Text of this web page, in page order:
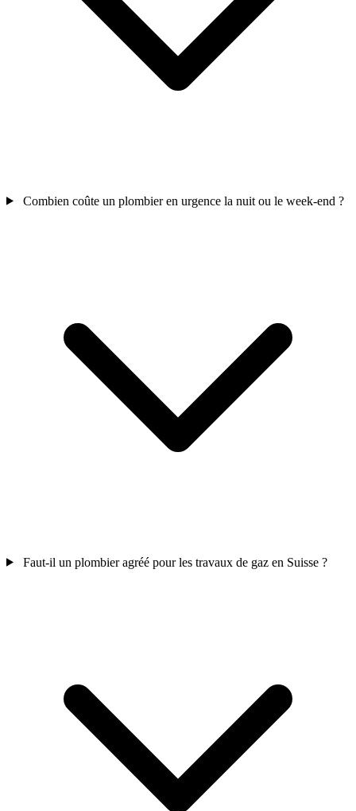
Combien coûte un plombier en urgence la nuit ou le week-end ?
Faut-il un plombier agréé pour les travaux de gaz en Suisse ?